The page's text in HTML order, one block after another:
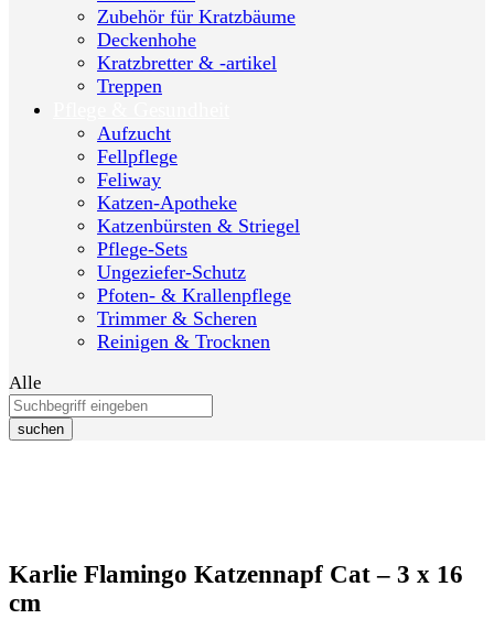
Zubehör für Kratzbäume
Deckenhohe
Kratzbretter & -artikel
Treppen
Aufzucht
Fellpflege
Feliway
Katzen-Apotheke
Katzenbürsten & Striegel
Pflege-Sets
Ungeziefer-Schutz
Pfoten- & Krallenpflege
Trimmer & Scheren
Reinigen & Trocknen
Alle
suchen
Karlie Flamingo Katzennapf Cat – 3 x 16
cm